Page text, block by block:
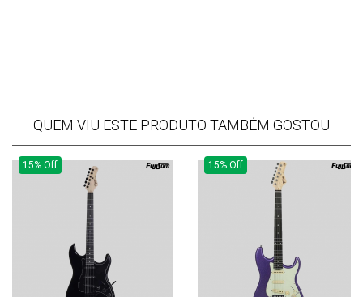
QUEM VIU ESTE PRODUTO TAMBÉM GOSTOU
15% Off 15% Off